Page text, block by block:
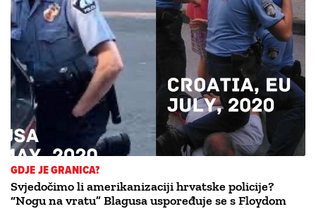
GDJE JE GRANICA?
Svjedočimo li amerikanizaciji hrvatske policije?
“Nogu na vratu” Blagusa uspoređuje se s Floydom